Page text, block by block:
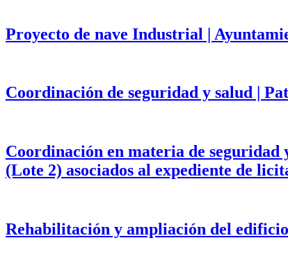
Proyecto de nave Industrial |
Coordinación de seguridad y salud |
Coordinación en materia de
(Lote 2) asociados al expediente de
Rehabilitación y ampliación del